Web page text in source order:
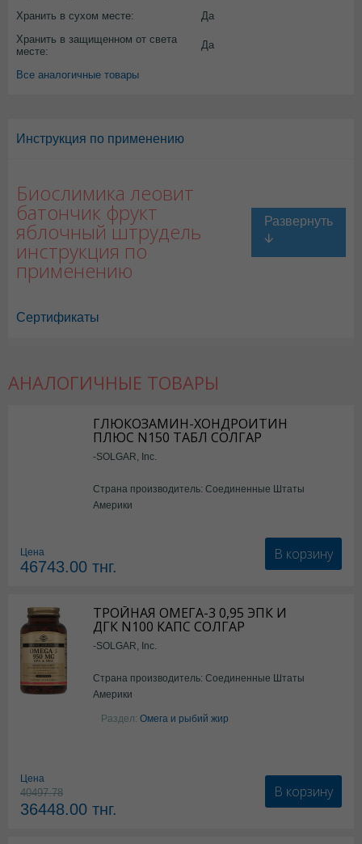
Хранить в сухом месте:
Да
Хранить в защищенном от света
месте:
Да
Все аналогичные товары
Инструкция по применению
Биослимика леовит
батончик фрукт
яблочный штрудель
инструкция по
применению
Сертификаты
АНАЛОГИЧНЫЕ ТОВАРЫ
ГЛЮКОЗАМИН-ХОНДРОИТИН
ПЛЮС N150 ТАБЛ СОЛГАР
-SOLGAR, Inc.
Страна производитель: Соединенные Штаты
Америки
Цена
46743.00 тнг.
В корзину
ТРОЙНАЯ ОМЕГА-3 0,95 ЭПК И
ДГК N100 КАПС СОЛГАР
-SOLGAR, Inc.
Страна производитель: Соединенные Штаты
Америки
Раздел: Омега и рыбий жир
Цена
40497.78
36448.00 тнг.
В корзину